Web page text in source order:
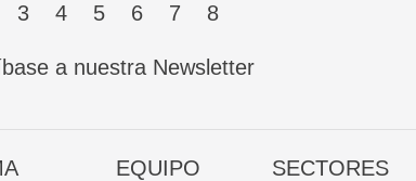
3 4 5 6 7 8
a nuestra Newsletter
EQUIPO SECTORES